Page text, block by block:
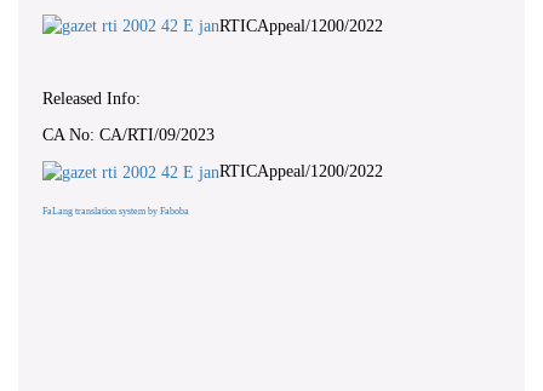
RTICAppeal/1200/2022
Released Info:
CA No: CA/RTI/09/2023
RTICAppeal/1200/2022
FaLang translation system by Faboba